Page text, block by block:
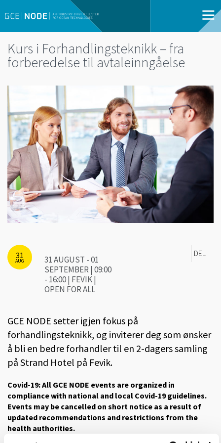
Kurs i Forhandlingsteknikk – fra
forberedelse til avtaleinngåelse
31
AUG
31 AUGUST - 01
SEPTEMBER | 09:00
- 16:00 | FEVIK |
OPEN FOR ALL
DEL
GCE NODE setter igjen fokus på
forhandlingsteknikk, og inviterer deg som ønsker
å bli en bedre forhandler til en 2-dagers samling
på Strand Hotel på Fevik.
Covid-19: All GCE NODE events are organized in
compliance with national and local Covid-19 guidelines.
Events may be cancelled on short notice as a result of
updated recommendations and restrictions from the
health authorities.